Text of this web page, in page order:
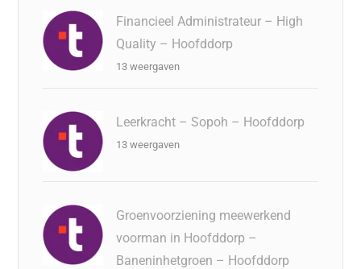
Financieel Administrateur – High
Quality – Hoofddorp
13 weergaven
Leerkracht – Sopoh – Hoofddorp
13 weergaven
Groenvoorziening meewerkend
voorman in Hoofddorp –
Baneninhetgroen – Hoofddorp